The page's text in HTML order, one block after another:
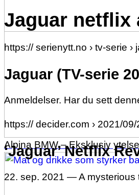
Alpina BMW – Eksklusiv
Jaguar netflix
https:// serienytt.no › tv-serie ›
Jaguar (TV-serie
Anmeldelser. Har du sett
https:// decider.com › 2021/09/
‘Jaguar’ Netflix
22. sep. 2021 — A mysterious